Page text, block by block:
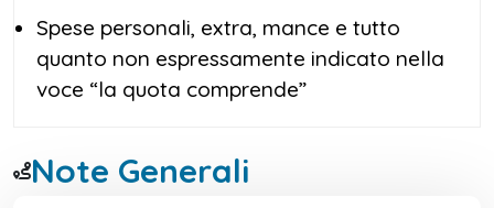
Spese personali, extra, mance e tutto
quanto non espressamente indicato nella
voce “la quota comprende”
Note Generali